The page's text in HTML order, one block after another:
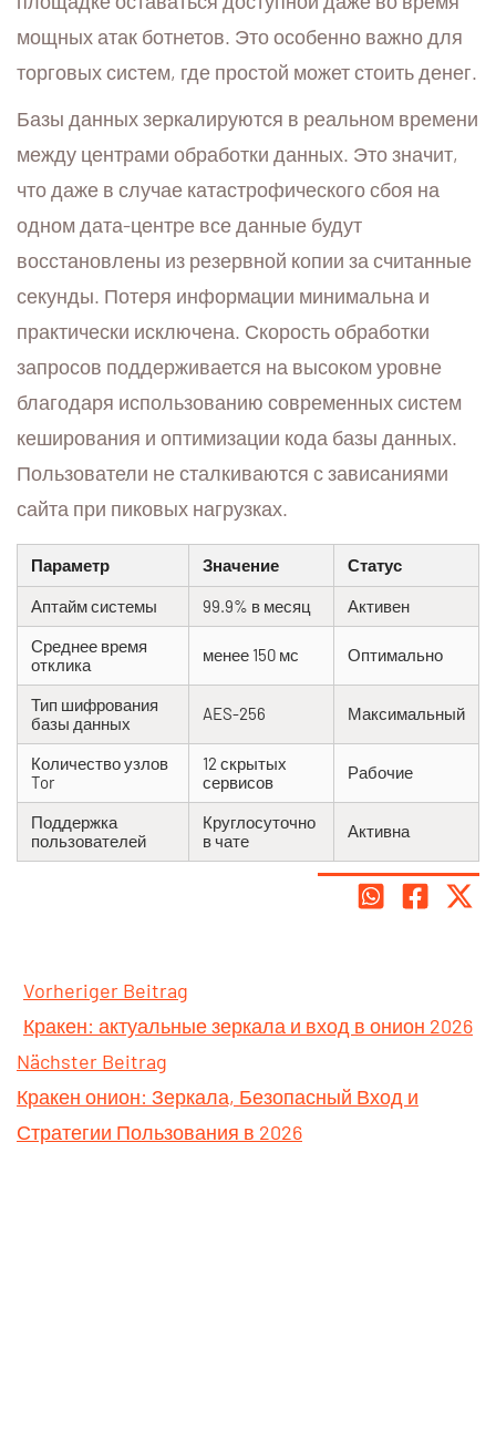
мощных атак ботнетов. Это особенно важно для
торговых систем, где простой может стоить денег.
Базы данных зеркалируются в реальном времени
между центрами обработки данных. Это значит,
что даже в случае катастрофического сбоя на
одном дата-центре все данные будут
восстановлены из резервной копии за считанные
секунды. Потеря информации минимальна и
практически исключена. Скорость обработки
запросов поддерживается на высоком уровне
благодаря использованию современных систем
кеширования и оптимизации кода базы данных.
Пользователи не сталкиваются с зависаниями
сайта при пиковых нагрузках.
Параметр Значение Статус
Аптайм системы 99.9% в месяц
Активен
Среднее время
отклика
менее 150 мс Оптимально
Тип шифрования
базы данных
AES-256 Максимальный
Количество узлов
Tor
12 скрытых
сервисов
Рабочие
Поддержка
пользователей
Круглосуточно
в чате
Активна
Vorheriger Beitrag
Кракен: актуальные зеркала и вход в онион 2026
Nächster Beitrag
Кракен онион: Зеркала, Безопасный Вход и
Стратегии Пользования в 2026